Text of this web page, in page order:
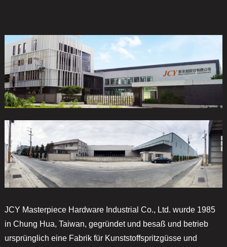
JCY Masterpiece Hardware Industrial Co., Ltd. wurde 1985
in Chung Hua, Taiwan, gegründet und besaß und betrieb
ursprünglich eine Fabrik für Kunststoffspritzgüsse und